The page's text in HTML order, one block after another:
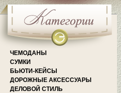
ЧЕМОДАНЫ
СУМКИ
БЬЮТИ-КЕЙСЫ
ДОРОЖНЫЕ АКСЕССУАРЫ
ДЕЛОВОЙ СТИЛЬ